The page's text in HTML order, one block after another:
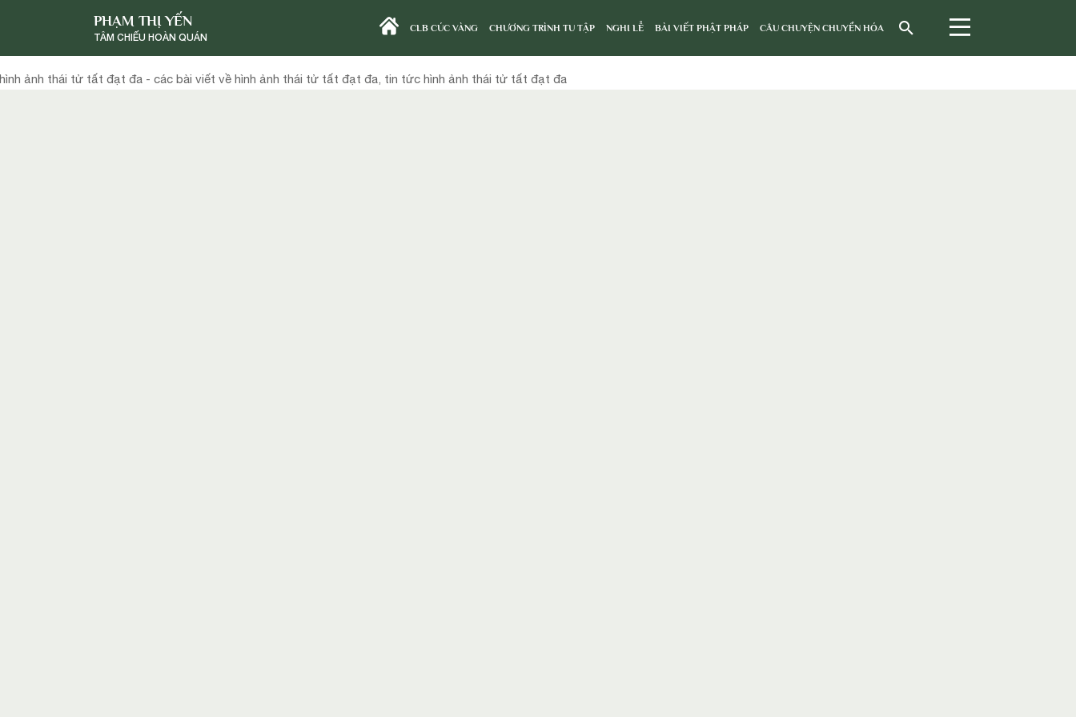
PHẠM THỊ YẾN
TÂM CHIẾU HOÀN QUÁN
CLB CÚC VÀNG CHƯƠNG TRÌNH TU TẬP NGHI LỄ BÀI VIẾT PHẬT PHÁP CÂU CHUYỆN CHUYỂN HÓA
hình ảnh thái tử tất đạt đa - các bài viết về hình ảnh thái tử tất đạt đa, tin tức hình ảnh thái tử tất đạt đa